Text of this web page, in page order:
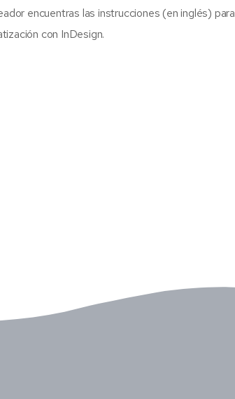
encuentras las instrucciones (en inglés)
con InDesign.